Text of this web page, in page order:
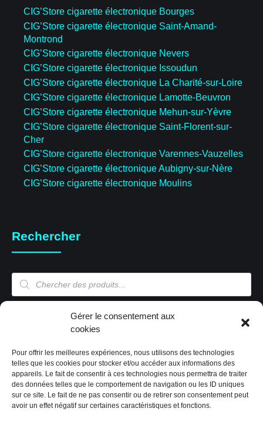
Gérer le consentement aux
cookies
Pour offrir les meilleures expériences, nous utilisons des technologies
telles que les cookies pour stocker et/ou accéder aux informations des
appareils. Le fait de consentir à ces technologies nous permettra de traiter
des données telles que le comportement de navigation ou les ID uniques
sur ce site. Le fait de ne pas consentir ou de retirer son consentement peut
avoir un effet négatif sur certaines caractéristiques et fonctions.
CIG’Store cigarette électronique Bourges
CIG’Store cigarette électronique Saint-Amand-
Montrond
CIG’Store cigarette électronique Nevers
CIG’Store cigarette électronique Issoudun
CIG’Store cigarette électronique La Charité-sur-Loire
CIG’Store cigarette électronique Lamotte-Beuvron
CIG’Store cigarette électronique Mehun-sur-Yèvre
CIG’Store cigarette électronique Saint-Florent-sur-
Cher
CIG’Store cigarette électronique Varennes-Vauzelles
CIG’Store cigarette électronique Aubigny-sur-Nère
CIG’Store cigarette électronique Moulins
Rechercher
Recherche
produits
Mon compte
Mon compte
Validation de la commande
Panier
Boutique